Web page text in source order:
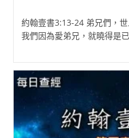
約翰壹書3:13-24 弟兄們，
我們因為愛弟兄，就曉得是